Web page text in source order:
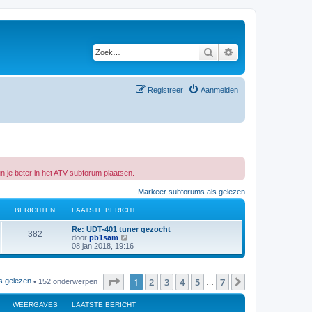
Zoek
Aanmelden
Registreer
beter in het ATV subforum plaatsen.
Markeer subforums als gelezen
BERICHTEN LAATSTE BERICHT
382B
i
c
L
a
a
t
e
b
e
r
Re: UDT-401 tuner gezocht
door pb1sam
e
k
a
a
08 jan 2018, 19:16
gelezen • 152 onderwerpen Pagina1 van 7
1 2 3 4 5 7
WEERGAVES LAATSTE BERICHT